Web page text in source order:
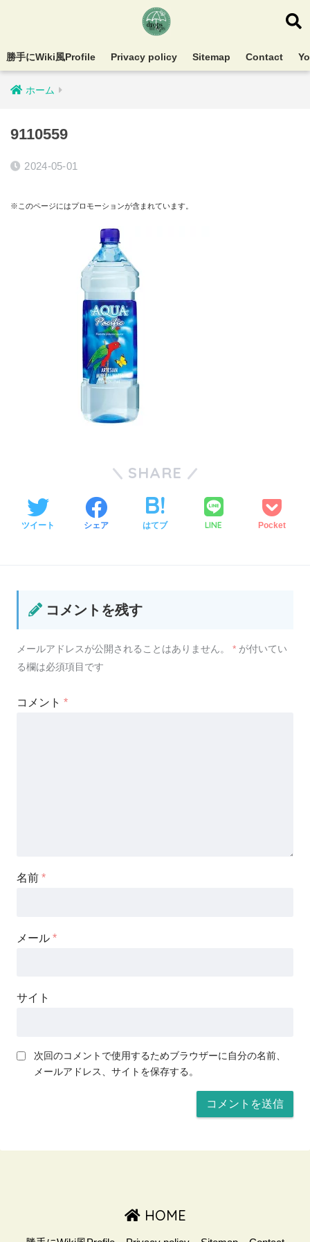
勝手にWiki風Profile Privacy policy Sitemap Contact
ホーム
9110559
2024-05-01
※このページにはプロモーションが含まれています。
SHARE
ツイート シェア はてブ LINE Pocket
コメントを残す
メールアドレスが公開されることはありません。 * が付いてい
る欄は必須項目です
コメント *
名前 *
メール *
サイト
次回のコメントで使用するためブラウザーに自分の名前、
メールアドレス、サイトを保存する。
HOME